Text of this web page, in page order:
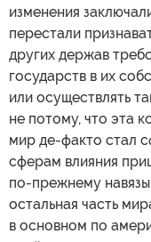
изменения
перестали
других держав
государств в их
или осуществлять
не потому, что эта
мир де-факто стал
сферам влияния
по-прежнему
остальная часть
в основном по